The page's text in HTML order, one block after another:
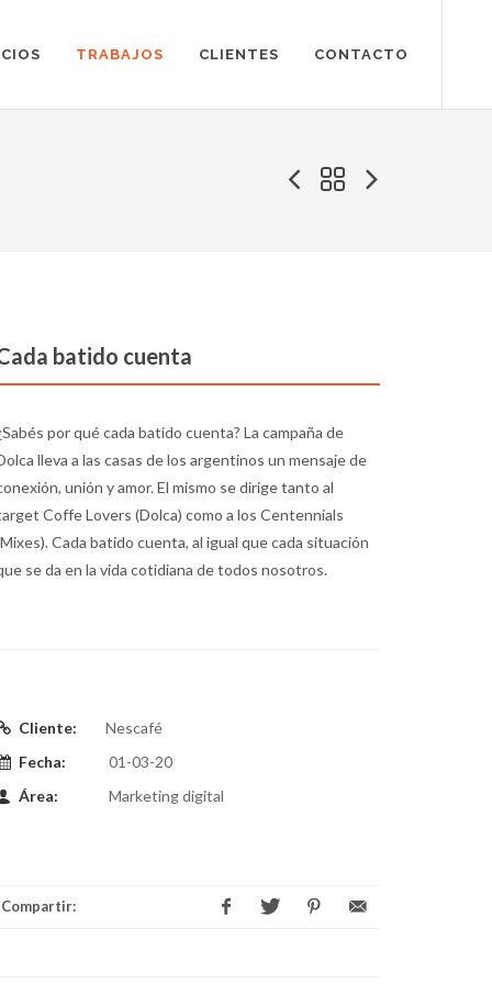
TRABAJOS CLIENTES CONTACTO
batido cuenta
por qué cada batido cuenta? La campaña de
lleva a las casas de los argentinos un mensaje de
unión y amor. El mismo se dirige tanto al
Coffe Lovers (Dolca) como a los Centennials
Cada batido cuenta, al igual que cada situación
se da en la vida cotidiana de todos nosotros.
Cliente:
Nescafé
Fecha:
01-03-20
Área:
Marketing digital
Compartir: